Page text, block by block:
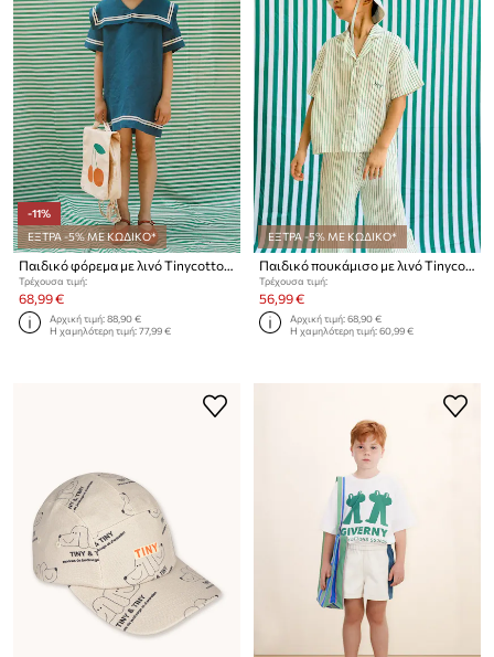
-11%
ΕΞΤΡΑ -5% ΜΕ ΚΩΔΙΚΟ*
Παιδικό φόρεμα με λινό Tinycottons STRIPES TINY DRESS
Τρέχουσα τιμή:
68,99 €
Αρχική τιμή:88,90 €
Η χαμηλότερη τιμή:77,99 €
ΕΞΤΡΑ -5% ΜΕ ΚΩΔΙΚΟ*
Παιδικό πουκάμισο με λινό Tinycottons EMERALD STRIPES SHIRT
Τρέχουσα τιμή:
56,99 €
Αρχική τιμή:68,90 €
Η χαμηλότερη τιμή:60,99 €